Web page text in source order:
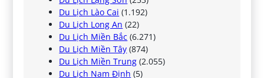
Du Lịch Lào Cai (1.192)
Du Lịch Long An (22)
Du Lịch Miền Bắc (6.271)
Du Lịch Miền Tây (874)
Du Lịch Miền Trung (2.055)
Du Lịch Nam Định (5)